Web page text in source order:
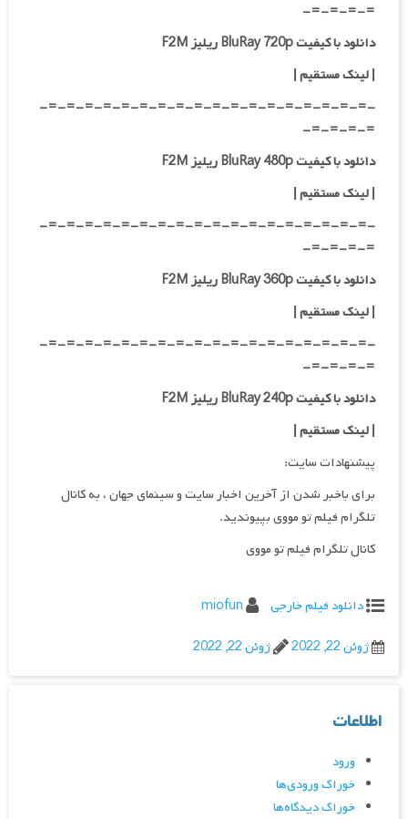
=-=-=-=-
دانلود با کیفیت BluRay 720p ریلیز F2M
| لینک مستقیم|
-=-=-=-=-=-=-=-=-=-=-=-=-=-=-=-=-=-=-
=-=-=-=-
دانلود با کیفیت BluRay 480p ریلیز F2M
| لینک مستقیم|
-=-=-=-=-=-=-=-=-=-=-=-=-=-=-=-=-=-=-
=-=-=-=-
دانلود با کیفیت BluRay 360p ریلیز F2M
| لینک مستقیم|
-=-=-=-=-=-=-=-=-=-=-=-=-=-=-=-=-=-=-
=-=-=-=-
دانلود با کیفیت BluRay 240p ریلیز F2M
| لینک مستقیم|
پیشنهادات سایت:
برای باخبر شدن از آخرین اخبار سایت و سینمای جهان ، به کانال
تلگرام فیلم تو مووی بپیوندید.
کانال تلگرام فیلم تو مووی
دانلود فیلم خارجی
miofun
ژوئن 22, 2022
ژوئن 22, 2022
اطلاعات
ورود
خوراک ورودی‌ها
خوراک دیدگاه‌ها